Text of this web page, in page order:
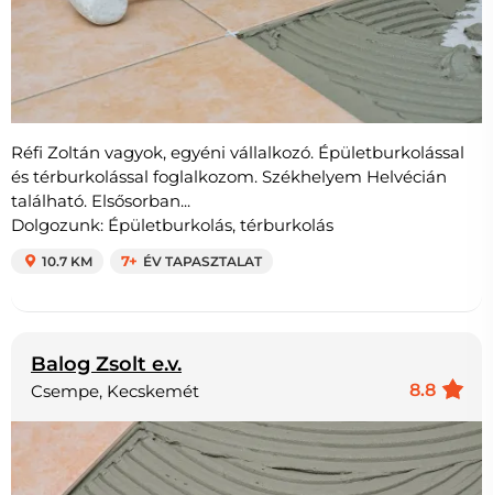
Réfi Zoltán vagyok, egyéni vállalkozó. Épületburkolással
és térburkolással foglalkozom. Székhelyem Helvécián
található. Elsősorban...
Dolgozunk: Épületburkolás, térburkolás
10.7 KM 7+ ÉV TAPASZTALAT
Balog Zsolt e.v.
8.8
Csempe, Kecskemét